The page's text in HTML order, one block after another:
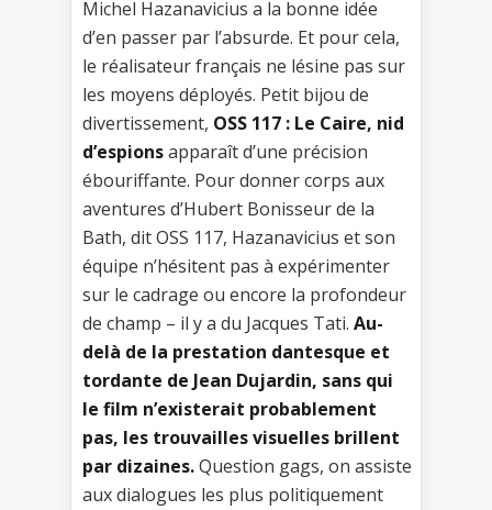
Michel Hazanavicius a la bonne idée
d’en passer par l’absurde. Et pour cela,
le réalisateur français ne lésine pas sur
les moyens déployés. Petit bijou de
divertissement, OSS 117 : Le Caire, nid
d’espionsapparaît d’une précision
ébouriffante. Pour donner corps aux
aventures d’Hubert Bonisseur de la
Bath, dit OSS 117, Hazanavicius et son
équipe n’hésitent pas à expérimenter
sur le cadrage ou encore la profondeur
de champ – il y a du Jacques Tati. Au-
delà de la prestation dantesque et
tordante de Jean Dujardin, sans qui
le film n’existerait probablement
pas, les trouvailles visuelles brillent
par dizaines.Question gags, on assiste
aux dialogues les plus politiquement